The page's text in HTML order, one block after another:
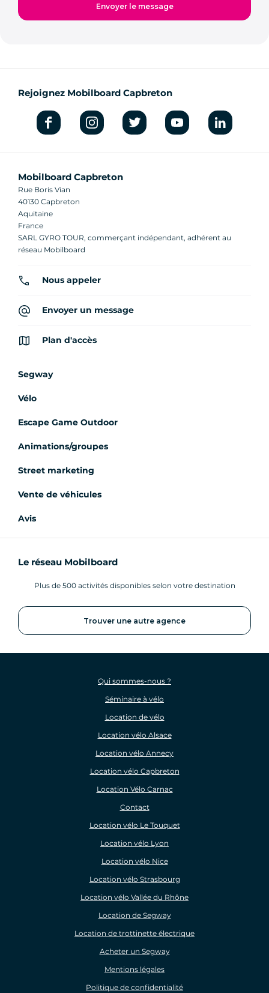
Rejoignez Mobilboard Capbreton
Mobilboard Capbreton
Rue Boris Vian
40130 Capbreton
Aquitaine
France
SARL GYRO TOUR, commerçant indépendant, adhérent au
réseau Mobilboard
Nous appeler
Envoyer un message
Plan d'accès
Segway
Vélo
Escape Game Outdoor
Animations/groupes
Street marketing
Vente de véhicules
Avis
Le réseau Mobilboard
Plus de 500 activités disponibles selon votre destination
Trouver une autre agence
Qui sommes-nous ?
Séminaire à vélo
Location de vélo
Location vélo Alsace
Location vélo Annecy
Location vélo Capbreton
Location Vélo Carnac
Contact
Location vélo Le Touquet
Location vélo Lyon
Location vélo Nice
Location vélo Strasbourg
Location vélo Vallée du Rhône
Location de Segway
Location de trottinette électrique
Acheter un Segway
Mentions légales
Politique de confidentialité